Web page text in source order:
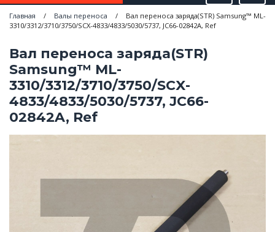
Главная / Валы переноса /
Вал переноса заряда(STR) Samsung™ ML-
3310/3312/3710/3750/SCX-4833/4833/5030/5737, JC66-02842A, Ref
Вал переноса заряда(STR)
Samsung™ ML-
3310/3312/3710/3750/SCX-
4833/4833/5030/5737, JC66-
02842A, Ref